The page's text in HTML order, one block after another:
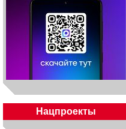
Нацпроекты